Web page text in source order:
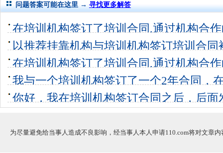
问题答案可能在这里 → 寻找更多解答
在培训机构签订了培训合同,通过机构合
4个回答 0
以推荐挂靠机构与培训机构签订培训合同
在培训机构签订了培训合同,通过机构合
但是还未 5个回答 10
我与一个培训机构签订了一个2年合同，
训费2万多 0个回答 0
你好，我在培训机构签订合同之后，后面
为尽量避免给当事人造成不良影响，经当事人本人申请110.com将对文章